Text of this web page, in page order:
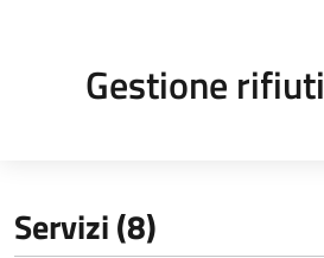
Gestione rifiuti
Servizi (8)